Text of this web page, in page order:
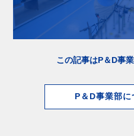
この記事はP＆D事
P＆D事業部に